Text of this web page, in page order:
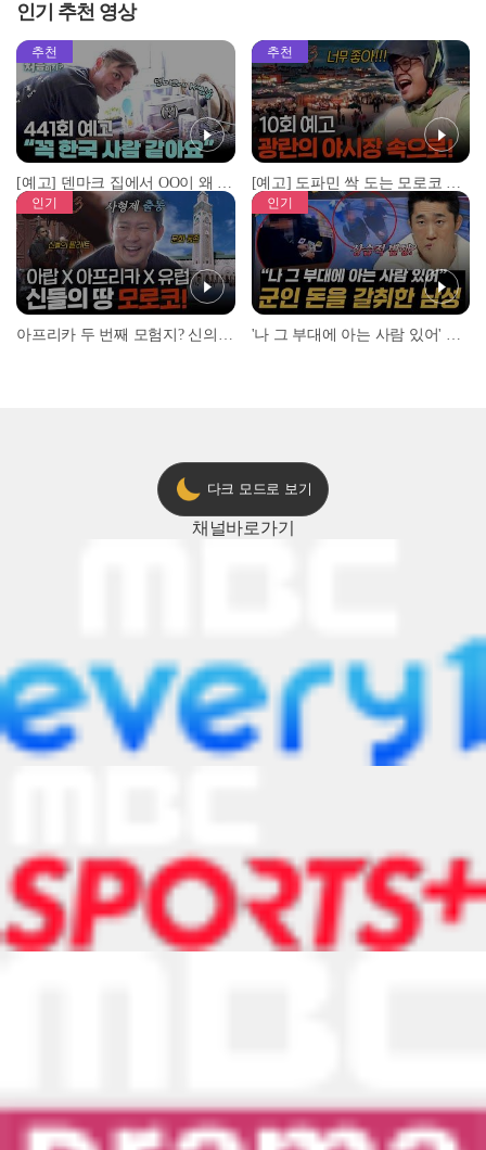
인기 추천 영상
추천
[예고] 덴마크 집에서 OO이 왜 나와...? 이상할 정도로 한국을 사랑하는 우리 형을 제보합니다!
추천
[예고] 도파민 싹 도는 모로코 야시장 투어!
인기 인기
다크 모드로 보기
채널바로가기